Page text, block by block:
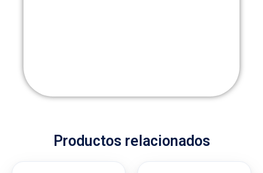
Productos relacionados